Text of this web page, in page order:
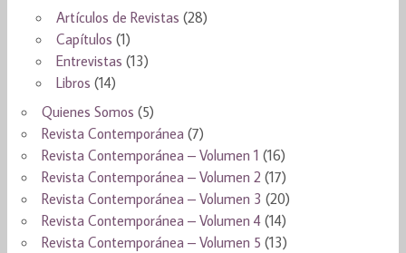
Artículos de Revistas (28)
Capítulos (1)
Entrevistas (13)
Libros (14)
Quienes Somos (5)
Revista Contemporánea (7)
Revista Contemporánea – Volumen 1 (16)
Revista Contemporánea – Volumen 2 (17)
Revista Contemporánea – Volumen 3 (20)
Revista Contemporánea – Volumen 4 (14)
Revista Contemporánea – Volumen 5 (13)